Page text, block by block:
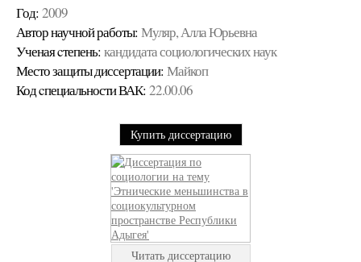
Год: 2009
Автор научной работы: Муляр, Алла Юрьевна
Ученая cтепень: кандидата социологических наук
Место защиты диссертации: Майкоп
Код cпециальности ВАК: 22.00.06
Купить диссертацию
Читать диссертацию